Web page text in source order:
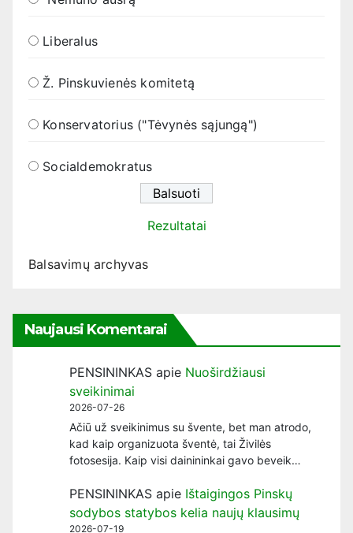
Liberalus
Ž. Pinskuvienės komitetą
Konservatorius ("Tėvynės sąjungą")
Socialdemokratus
Rezultatai
Balsavimų archyvas
Naujausi Komentarai
PENSININKAS apie Nuoširdžiausi
sveikinimai
2026-07-26
Ačiū už sveikinimus su švente, bet man atrodo,
kad kaip organizuota šventė, tai Živilės
fotosesija. Kaip visi dainininkai gavo beveik…
PENSININKAS apie Ištaigingos Pinskų
sodybos statybos kelia naujų klausimų
2026-07-19